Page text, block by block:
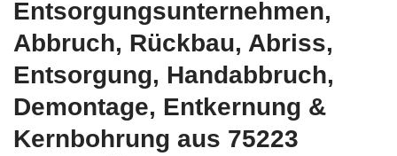
Entsorgungsunternehmen,
Abbruch, Rückbau, Abriss,
Entsorgung, Handabbruch,
Demontage, Entkernung &
Kernbohrung aus 75223